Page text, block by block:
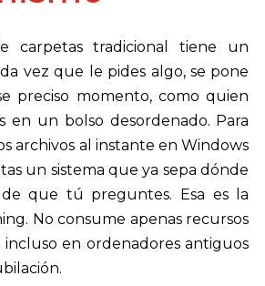
carpetas tradicional tiene un
vez que le pides algo, se pone
preciso momento, como quien
en un bolso desordenado. Para
archivos al instante en Windows
un sistema que ya sepa dónde
que tú preguntes. Esa es la
No consume apenas recursos
en ordenadores antiguos